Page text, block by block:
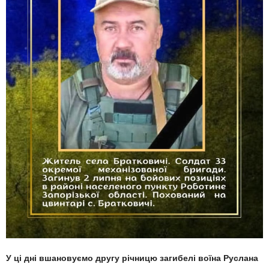
У ці дні вшановуємо другу річницю загибелі воїна Руслана